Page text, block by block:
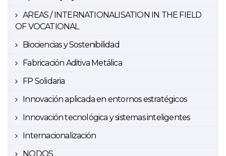
AREAS / INTERNATIONALISATION IN THE FIELD
OF VOCATIONAL
Biociencias y Sostenibilidad
Fabricación Aditiva Metálica
FP Solidaria
Innovación aplicada en entornos estratégicos
Innovación tecnológica y sistemas inteligentes
Internacionalización
NODOS